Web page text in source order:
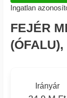
Ingatlan
FEJÉR
Irányár